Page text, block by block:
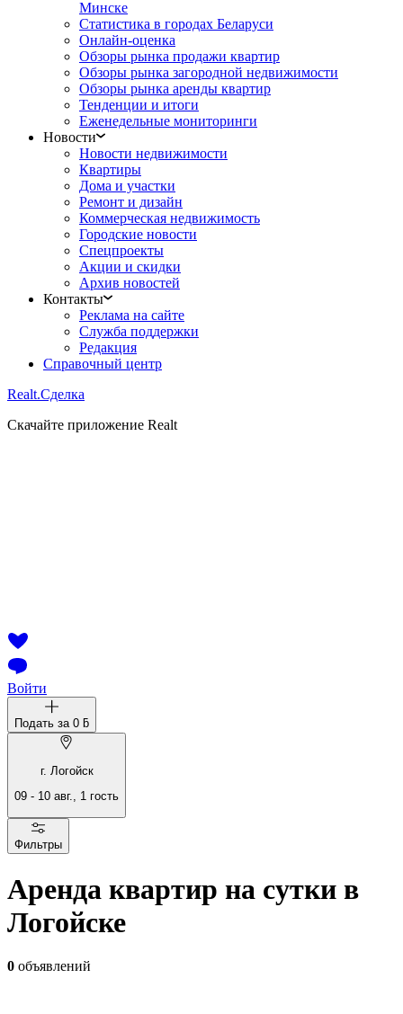
Минске
Статистика в городах Беларуси
Онлайн-оценка
Обзоры рынка продажи квартир
Обзоры рынка загородной недвижимости
Обзоры рынка аренды квартир
Тенденции и итоги
Еженедельные мониторинги
Новости
Новости недвижимости
Квартиры
Дома и участки
Ремонт и дизайн
Коммерческая недвижимость
Городские новости
Спецпроекты
Акции и скидки
Архив новостей
Контакты
Реклама на сайте
Служба поддержки
Редакция
Справочный центр
Realt.Сделка
Скачайте приложение Realt
Войти
Подать за 0 ƃ
г. Логойск
09 - 10 авг., 1 гость
Фильтры
Аренда квартир на сутки в
Логойске
0 объявлений